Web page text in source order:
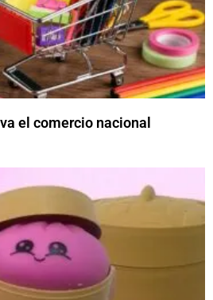
el comercio nacional